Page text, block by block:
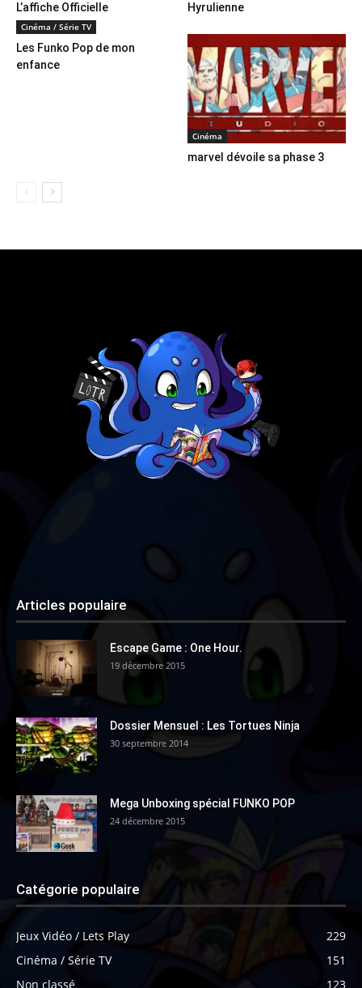
L’affiche Officielle
Hyrulienne
Cinéma / Série TV
Les Funko Pop de mon
enfance
Cinéma
marvel dévoile sa phase 3
Articles populaire
Escape Game : One Hour.
19 décembre 2015
Dossier Mensuel : Les Tortues Ninja
30 septembre 2014
Mega Unboxing spécial FUNKO POP
24 décembre 2015
Catégorie populaire
Jeux Vidéo / Lets Play
229
Cinéma / Série TV
151
Non classé
123